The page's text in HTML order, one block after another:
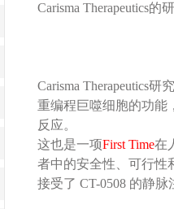
Carisma Therapeutics的
Carisma Therapeutics
重编程巨噬细胞的功能
反应。
这也是一项First Time在
者中的安全性、可行性
接受了 CT-0508 的静